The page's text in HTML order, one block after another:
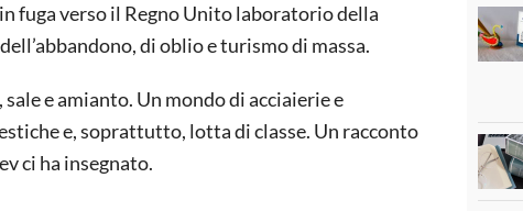
fuga verso il Regno Unito laboratorio della
di oblio e turismo di massa.
e amianto. Un mondo di acciaierie e
e, soprattutto, lotta di classe. Un racconto
ci ha insegnato.